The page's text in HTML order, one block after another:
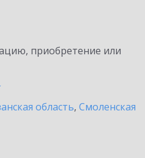
приобретение или
область, Смоленская